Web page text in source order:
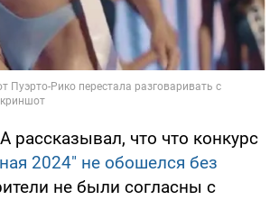
рассказывал, что что конкурс
2024" не обошелся без
не были согласны с